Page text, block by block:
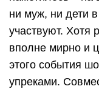
ни муж, ни дети
участвуют. Хотя
вполне мирно и
этого события
упреками.